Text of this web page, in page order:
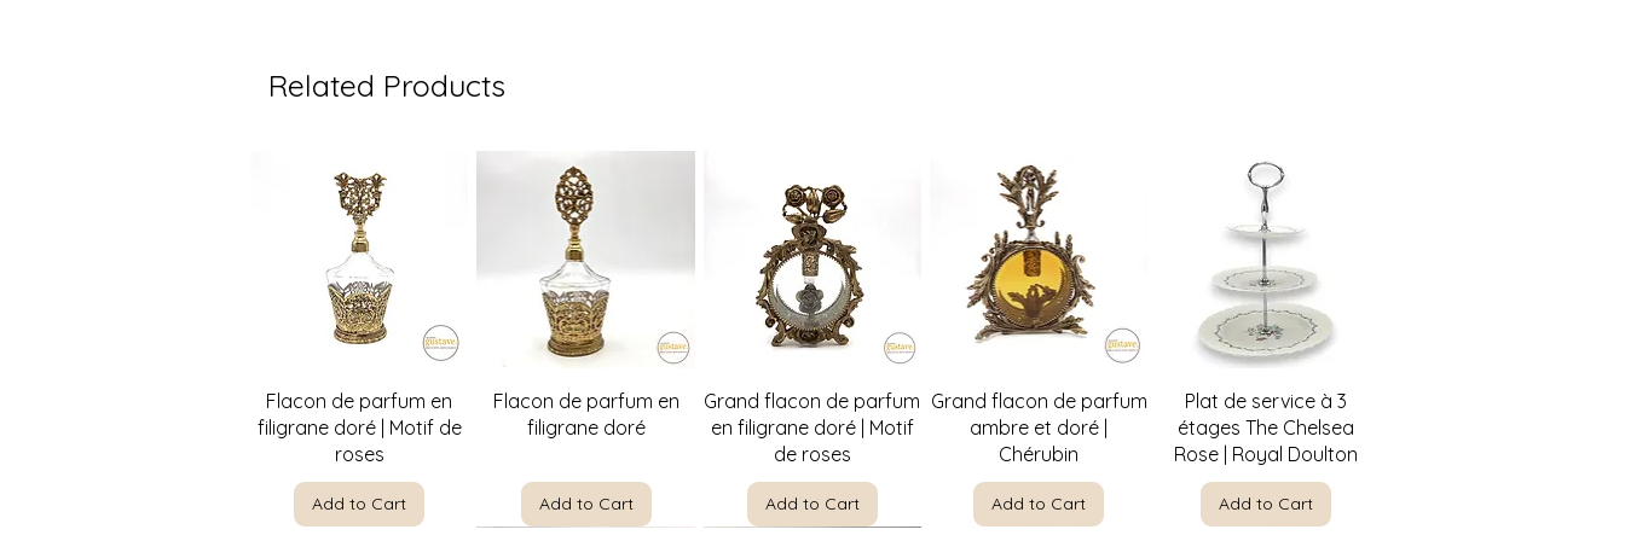
Related Products
Quick View
Flacon de parfum en
filigrane doré | Motif de
roses
Add to Cart
Quick View
Flacon de parfum en
filigrane doré
Add to Cart
Quick View
Grand flacon de parfum
en filigrane doré | Motif
de roses
Add to Cart
Quick View
Grand flacon de parfum
ambre et doré |
Chérubin
Add to Cart
Quick View
Plat de service à 3
étages The Chelsea
Rose | Royal Doulton
Add to Cart